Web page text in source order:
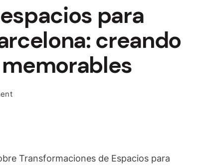
para
creando
on
eventos
Transformaciones de Espacios para